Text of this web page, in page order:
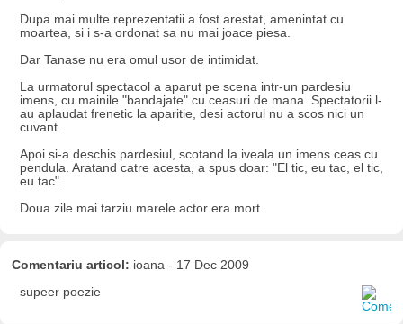
Dupa mai multe reprezentatii a fost arestat, amenintat cu
moartea, si i s-a ordonat sa nu mai joace piesa.
Dar Tanase nu era omul usor de intimidat.
La urmatorul spectacol a aparut pe scena intr-un pardesiu
imens, cu mainile "bandajate" cu ceasuri de mana. Spectatorii l-
au aplaudat frenetic la aparitie, desi actorul nu a scos nici un
cuvant.
Apoi si-a deschis pardesiul, scotand la iveala un imens ceas cu
pendula. Aratand catre acesta, a spus doar: "El tic, eu tac, el tic,
eu tac".
Doua zile mai tarziu marele actor era mort.
Comentariu articol: ioana - 17 Dec 2009
supeer poezie